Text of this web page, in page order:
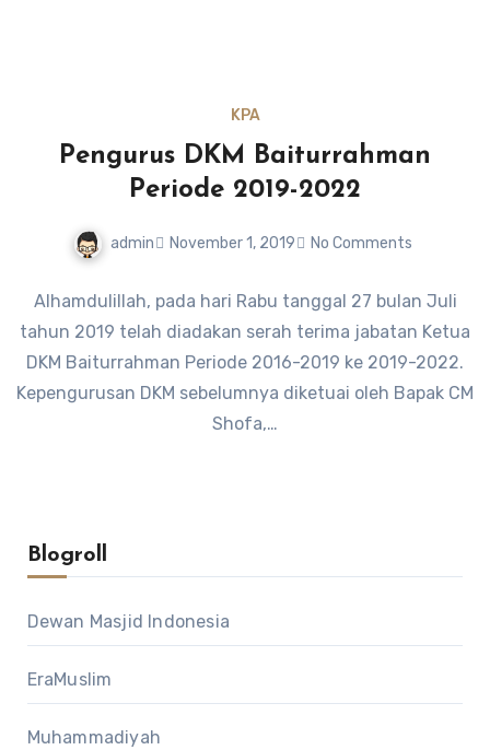
KPA
Pengurus DKM Baiturrahman
Periode 2019-2022
admin November 1, 2019 No Comments
Alhamdulillah, pada hari Rabu tanggal 27 bulan Juli
tahun 2019 telah diadakan serah terima jabatan Ketua
DKM Baiturrahman Periode 2016-2019 ke 2019-2022.
Kepengurusan DKM sebelumnya diketuai oleh Bapak CM
Shofa,…
Blogroll
Dewan Masjid Indonesia
EraMuslim
Muhammadiyah